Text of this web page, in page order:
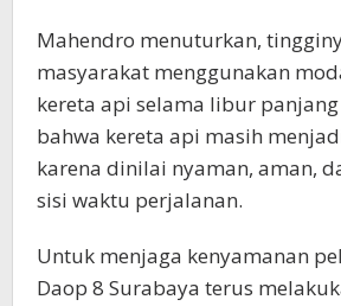
Mahendro menuturkan,
masyarakat menggunakan
kereta api selama libur
bahwa kereta api masih
karena dinilai nyaman, aman,
sisi waktu perjalanan.
Untuk menjaga kenyamanan
Daop 8 Surabaya terus